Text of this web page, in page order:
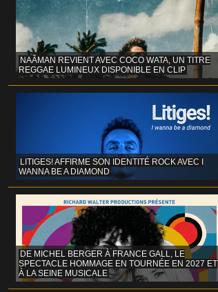
NAÂMAN REVIENT AVEC COCO WATA, UN TITRE
REGGAE LUMINEUX DISPONIBLE EN CLIP
LITIGES! AFFIRME SON IDENTITÉ ROCK AVEC I
WANNA BE A DIAMOND
DE MICHEL BERGER À FRANCE GALL, LE
SPECTACLE HOMMAGE EN TOURNÉE EN 2027 ET
À LA SEINE MUSICALE